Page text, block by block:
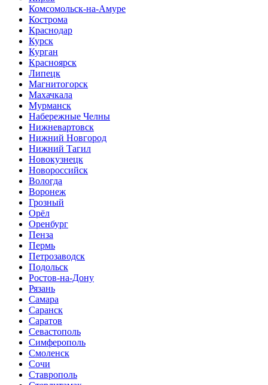
Комсомольск-на-Амуре
Кострома
Краснодар
Курск
Курган
Красноярск
Липецк
Магнитогорск
Махачкала
Мурманск
Набережные Челны
Нижневартовск
Нижний Новгород
Нижний Тагил
Новокузнецк
Новороссийск
Вологда
Воронеж
Грозный
Орёл
Оренбург
Пенза
Пермь
Петрозаводск
Подольск
Ростов-на-Дону
Рязань
Самара
Саранск
Саратов
Севастополь
Симферополь
Смоленск
Сочи
Ставрополь